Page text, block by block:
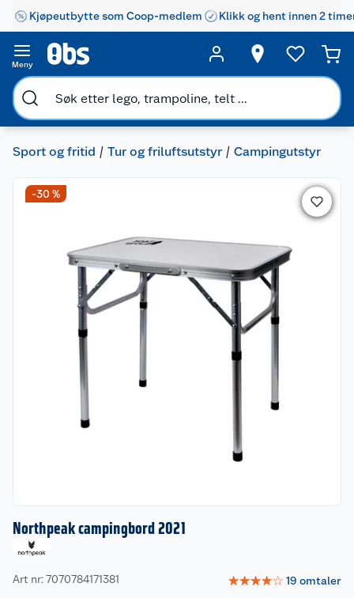
Kjøpeutbytte som Coop-medlem Klikk og hent innen 2
Meny
Sport og fritid Tur og friluftsutstyr Campingutstyr
-30 %
Northpeak campingbord 2021
Art nr: 7070784171381 ☆☆☆☆☆ 19 omtaler